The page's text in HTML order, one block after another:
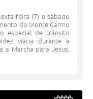
feira (7) e sábado
do Monte Carmo
especial de trânsito
viária durante a
a Marcha para Jesus,